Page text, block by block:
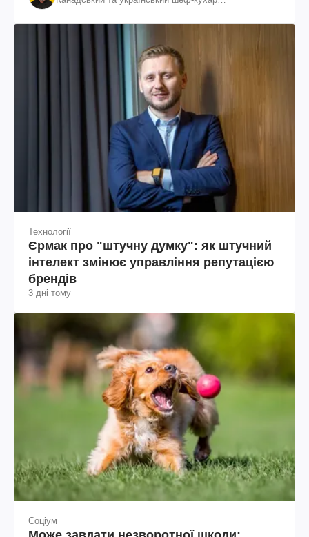
Технології
Єрмак про "штучну думку": як штучний
інтелект змінює управління репутацією
брендів
3 дні тому
Соціум